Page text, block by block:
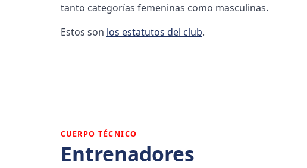
tanto categorías femeninas como masculinas.
Estos son los estatutos del club.
CUERPO TÉCNICO
Entrenadores